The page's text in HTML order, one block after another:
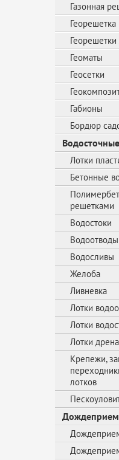
Газонная
Георешетка
Геоматы
Геосетки
Габионы
Бордюр
Лотки
Бетонные
решетками
Водостоки
Водоотводы
Водосливы
Желоба
Ливневка
Лотки
Лотки
Лотки
Крепежи,
лотков